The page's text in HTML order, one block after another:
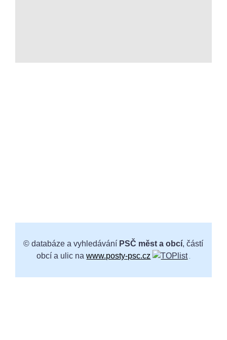
© databáze a vyhledávání PSČ měst a obcí, částí
obcí a ulic nawww.posty-psc.cz